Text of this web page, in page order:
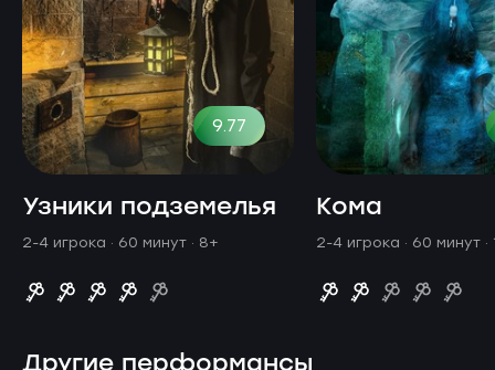
9.77
Узники подземелья
2-4 игрока · 60 минут · 8+
Кома
2-4 игрока · 60 минут